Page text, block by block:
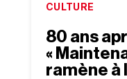
CULTURE
80 ans
«
ramène à